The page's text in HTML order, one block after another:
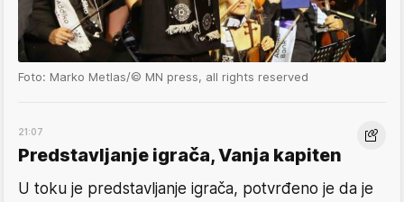
Foto: Marko Metlas/© MN press, all rights reserved
21:07
Predstavljanje igrača, Vanja kapiten
U toku je predstavljanje igrača, potvrđeno je da je